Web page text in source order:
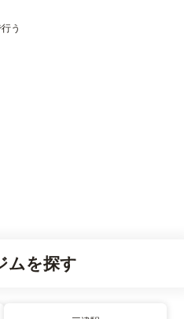
う
ムを探す